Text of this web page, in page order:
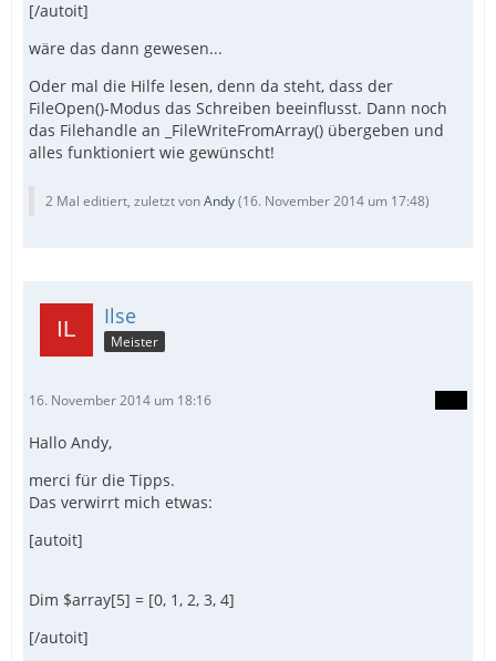
[/autoit]
wäre das dann gewesen...
Oder mal die Hilfe lesen, denn da steht, dass der
FileOpen()-Modus das Schreiben beeinflusst. Dann noch
das Filehandle an _FileWriteFromArray() übergeben und
alles funktioniert wie gewünscht!
2 Mal editiert, zuletzt vonAndy(16. November 2014 um 17:48)
Ilse
Meister
16. November 2014 um 18:16
Hallo Andy,
merci für die Tipps.
Das verwirrt mich etwas:
[autoit]
Dim $array[5] = [0, 1, 2, 3, 4]
[/autoit]